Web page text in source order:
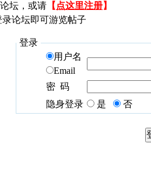
坛，或请 【 点这里注册】
论坛即可游览帖子
登录
用户名
Email
密 码
隐身登录
是 否